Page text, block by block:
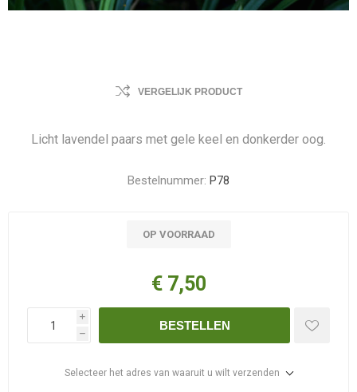
VERGELIJK PRODUCT
Licht lavendel paars met gele keel en donkerder oog.
Bestelnummer: P78
OP VOORRAAD
€ 7,50
i
h
BESTELLEN
Selecteer het adres van waaruit u wilt verzenden